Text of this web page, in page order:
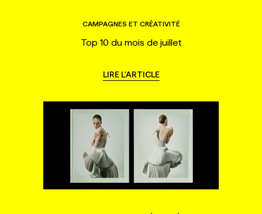
CAMPAGNES ET CRÉATIVITÉ
Top 10 du mois de juillet
LIRE L'ARTICLE